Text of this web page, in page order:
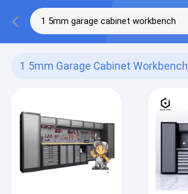
1 5mm Garage Cabinet Workbench